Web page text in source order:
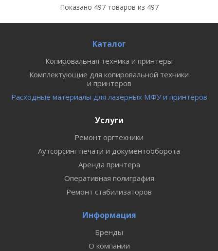
Показано 497товаров из 497
Каталог
Копировальная техника и принтеры
Комплектующие для копировальной техники
и принтеров
Расходные материалы для лазерных МФУ и принтеров
Услуги
Ремонт оргтехники
Аутсорсинг печати и документооборота
Аренда принтера
Оперативная полиграфия
Ремонт стабилизаторов
Информация
Бренды
О компании